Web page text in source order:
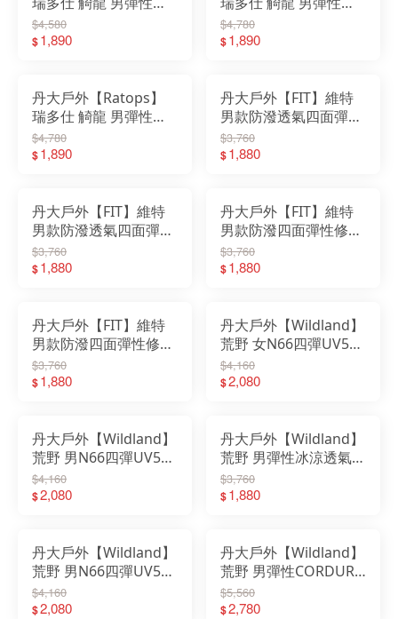
乾長褲(基本款) DA-
3444 深藍灰色｜快乾
$4,580
$1,890
乾長褲(側斜貼袋) DA-
3442 金屬灰色｜快乾
$4,780
$1,890
丹大戶外【Ratops】
瑞多仕 觭龍 男彈性快
乾長褲(側斜貼袋) DA-
3440 罌粟仔灰色｜快
$4,780
$1,890
丹大戶外【FIT】維特
男款防潑透氣四面彈性
修身褲 QS1804｜長褲
｜彈性｜防潑水｜機能
$3,760
$1,880
丹大戶外【FIT】維特
男款防潑透氣四面彈性
修身褲 QS1803｜長褲
｜彈性｜防潑水｜機能
$3,760
$1,880
丹大戶外【FIT】維特
男款防潑四面彈性修身
褲 QS1802｜長褲｜彈
性｜防潑水｜機能褲｜
$3,760
$1,880
丹大戶外【FIT】維特
男款防潑四面彈性修身
褲 QS1801｜長褲｜彈
性｜防潑水｜機能褲｜
$3,760
$1,880
丹大戶外【Wildland】
荒野 女N66四彈UV50
貼袋長褲 0B31339｜長
褲｜彈性｜快乾｜抗
$4,160
$2,080
丹大戶外【Wildland】
荒野 男N66四彈UV50
山旅長褲 0B31336｜長
褲｜彈性｜快乾｜抗
$4,160
$2,080
丹大戶外【Wildland】
荒野 男彈性冰涼透氣抗
UV直筒長褲 0B31328
｜長褲｜彈性｜防潑水
$3,760
$1,880
丹大戶外【Wildland】
荒野 男N66四彈UV50
貼袋長 0B31340｜褲子
｜透氣｜彈性｜抗UV
$4,160
$2,080
丹大戶外【Wildland】
荒野 男彈性CORDURA
涼感耐磨山旅褲
0B31310｜褲子｜耐磨
$5,560
$2,780